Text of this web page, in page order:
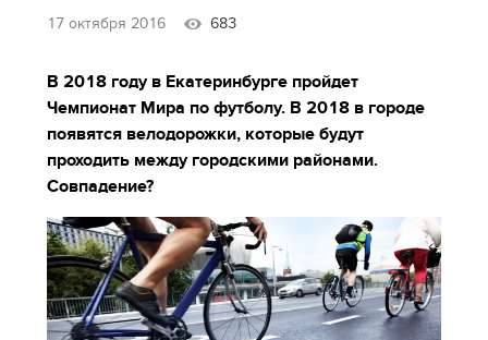
17 октября 2016 683
В 2018 году в Екатеринбурге пройдет
Чемпионат Мира по футболу. В 2018 в городе
появятся велодорожки, которые будут
проходить между городскими районами.
Совпадение?